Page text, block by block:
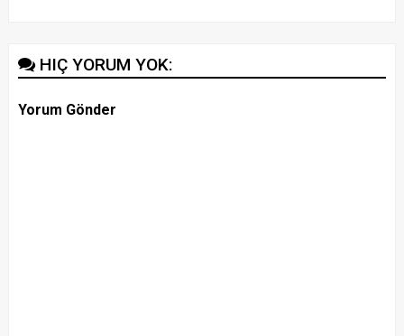
HIÇ YORUM YOK:
Yorum Gönder